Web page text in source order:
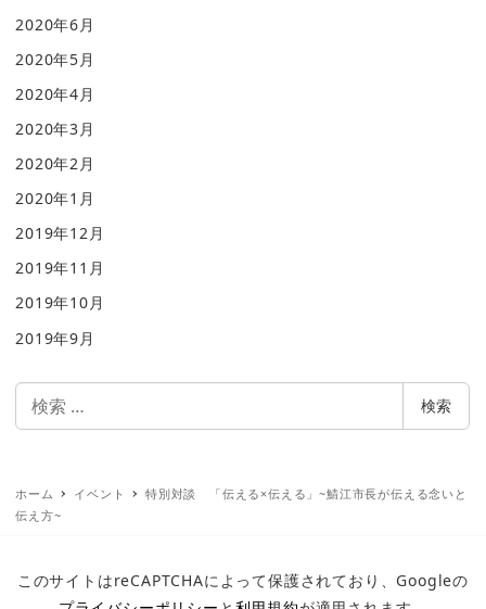
2020年6月
2020年5月
2020年4月
2020年3月
2020年2月
2020年1月
2019年12月
2019年11月
2019年10月
2019年9月
索
検索
ホーム イベント
特別対談 「伝える×伝える」~鯖江市長が伝える念いと
伝え方~
このサイトはreCAPTCHAによって保護されており、Googleの